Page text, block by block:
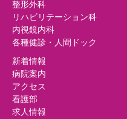
整形外科
リハビリテーション科
内視鏡内科
各種健診・人間ドック
新着情報
病院案内
アクセス
看護部
求人情報